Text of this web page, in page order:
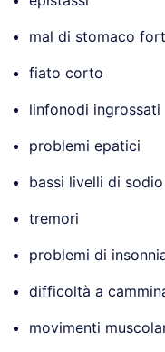
mal di stomaco
fiato corto
linfonodi ingrossati
problemi epatici
bassi livelli di sodio
tremori
problemi di
difficoltà a
movimenti